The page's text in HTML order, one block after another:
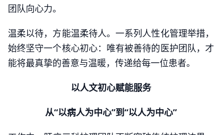
团队向心力。
温柔以待，方能温柔待人。一系列人性化管理举措，
始终坚守一个核心初心：唯有被善待的医护团队，才
能将最真挚的善意与温暖，传递给每一位患者。
以人文初心赋能服务
从“以病人为中心”到“以人为中心”